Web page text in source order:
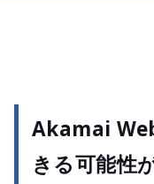
Akamai
きる可能性